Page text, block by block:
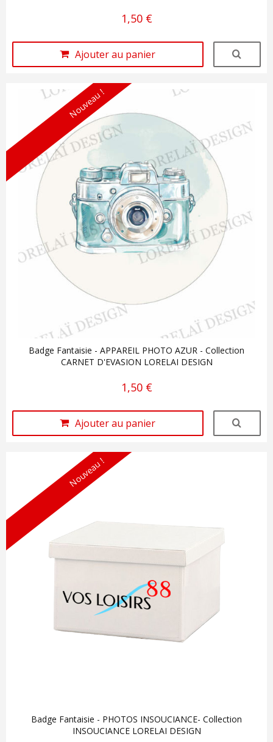
1,50 €
Ajouter au panier
Nouveau !
Badge Fantaisie - APPAREIL PHOTO AZUR - Collection
CARNET D'EVASION LORELAI DESIGN
1,50 €
Ajouter au panier
Nouveau !
Badge Fantaisie - PHOTOS INSOUCIANCE- Collection
INSOUCIANCE LORELAI DESIGN